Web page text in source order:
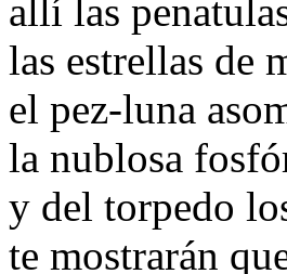
allí las
las estrellas de
el pez-luna
la nublosa
y del torpedo
te mostrarán